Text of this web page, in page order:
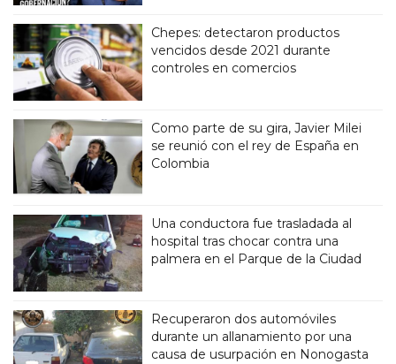
Chepes: detectaron productos
vencidos desde 2021 durante
controles en comercios
Como parte de su gira, Javier Milei
se reunió con el rey de España en
Colombia
Una conductora fue trasladada al
hospital tras chocar contra una
palmera en el Parque de la Ciudad
Recuperaron dos automóviles
durante un allanamiento por una
causa de usurpación en Nonogasta